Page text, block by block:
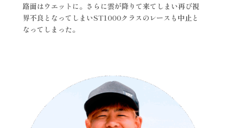
路面はウエットに。さらに雲が降りて来てしまい再び視
界不良となってしまいST1000クラスのレースも中止と
なってしまった。